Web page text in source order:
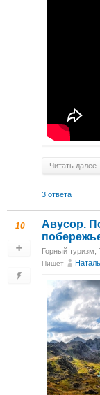
Читать далее
3 ответа
10
Авусор.
Горный туризм
Пишет